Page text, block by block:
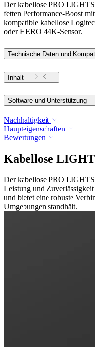
Der kabellose PRO
fetten Performance-Boost
kompatible kabellose
oder HERO 44K-Sensor.
Technische Daten und
Inhalt
Software und Unterstützung
Nachhaltigkeit
Haupteigenschaften
Bewertungen
Kabellose
Der kabellose PRO
Leistung und
und bietet eine robuste
Umgebungen standhält.